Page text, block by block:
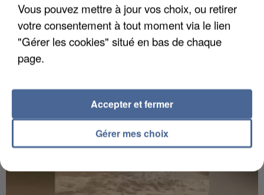
6 août 2026
Gabriel Attal et Raphaël Glucksmann visés par des
ingérences...
Sollicité, Sébastien Lecornu annonce un "travail
Vous pouvez mettre à jour vos choix, ou retirer
votre consentement à tout moment via le lien
"Gérer les cookies" situé en bas de chaque
page.
Gérer mes choix
Accepter et fermer